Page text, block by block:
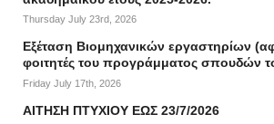
Thursday July 23rd, 2026
Εξέταση Βιομηχανικών εργαστηρίων
φοιτητές του προγράμματος σπουδών
Friday July 17th, 2026
ΑΙΤΗΣΗ ΠΤΥΧΙΟΥ ΕΩΣ 23/7/2026